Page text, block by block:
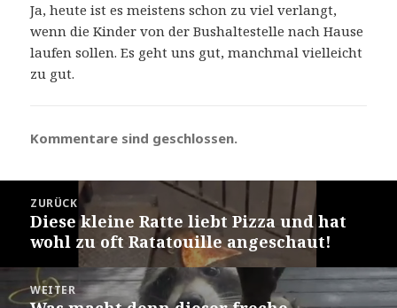
Ja, heute ist es meistens schon zu viel verlangt,
wenn die Kinder von der Bushaltestelle nach Hause
laufen sollen. Es geht uns gut, manchmal vielleicht
zu gut.
Kommentare sind geschlossen.
Beitragsnavigation
ZURÜCK
Vorheriger
Beitrag:
Diese kleine Ratte liebt Pizza und hat
wohl zu oft Ratatouille angeschaut!
WEITER